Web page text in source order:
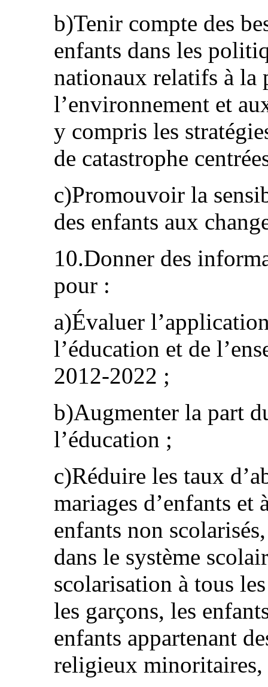
b)Tenir compte des
enfants dans les
nationaux relatifs à la
l’environnement et
y compris les
de catastrophe
c)Promouvoir la
des enfants aux
10.Donner des
pour :
a)Évaluer
l’éducation et de
2012-2022 ;
b)Augmenter la part
l’éducation ;
c)Réduire les taux
mariages d’enfants et
enfants non
dans le système
scolarisation à tous
les garçons, les
enfants appartenant
religieux